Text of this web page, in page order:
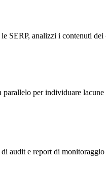
SERP, analizzi i contenuti
per individuare
audit e report di